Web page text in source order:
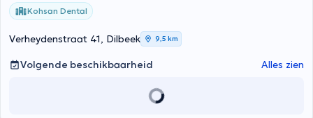
Kohsan Dental
Verheydenstraat 41, Dilbeek 9,5 km
Volgende beschikbaarheid Alles zien